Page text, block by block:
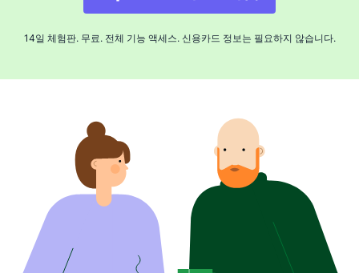
14일 체험판. 무료. 전체 기능 액세스. 신용카드 정보는 필요하지 않습니다.